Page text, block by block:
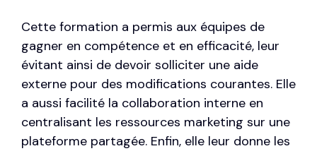
Cette formation a permis aux équipes de
gagner en compétence et en efficacité, leur
évitant ainsi de devoir solliciter une aide
externe pour des modifications courantes. Elle
a aussi facilité la collaboration interne en
centralisant les ressources marketing sur une
plateforme partagée. Enfin, elle leur donne les